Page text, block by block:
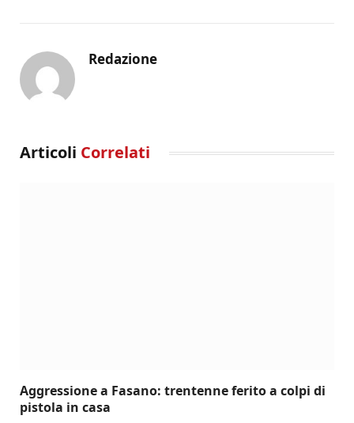
Redazione
Articoli Correlati
Aggressione a Fasano: trentenne ferito a colpi di
pistola in casa